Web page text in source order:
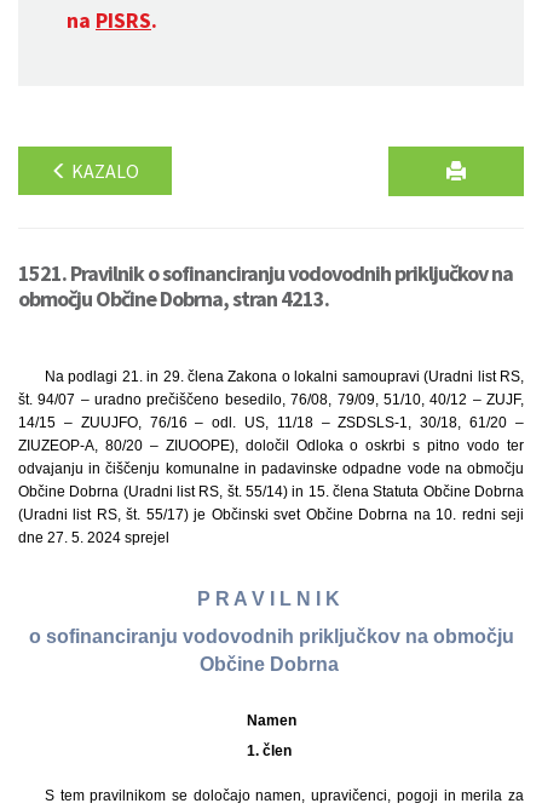
na PISRS.
KAZALO
1521. Pravilnik o sofinanciranju vodovodnih priključkov na
območju Občine Dobrna, stran 4213.
Na podlagi 21. in 29. člena Zakona o lokalni samoupravi (Uradni list RS,
št. 94/07 – uradno prečiščeno besedilo, 76/08, 79/09, 51/10, 40/12 – ZUJF,
14/15 – ZUUJFO, 76/16 – odl. US, 11/18 – ZSDSLS-1, 30/18, 61/20 –
ZIUZEOP-A, 80/20 – ZIUOOPE), določil Odloka o oskrbi s pitno vodo ter
odvajanju in čiščenju komunalne in padavinske odpadne vode na območju
Občine Dobrna (Uradni list RS, št. 55/14) in 15. člena Statuta Občine Dobrna
(Uradni list RS, št. 55/17) je Občinski svet Občine Dobrna na 10. redni seji
dne 27. 5. 2024 sprejel
P R A V I L N I K
o sofinanciranju vodovodnih priključkov na območju
Občine Dobrna
Namen
1. člen
S tem pravilnikom se določajo namen, upravičenci, pogoji in merila za